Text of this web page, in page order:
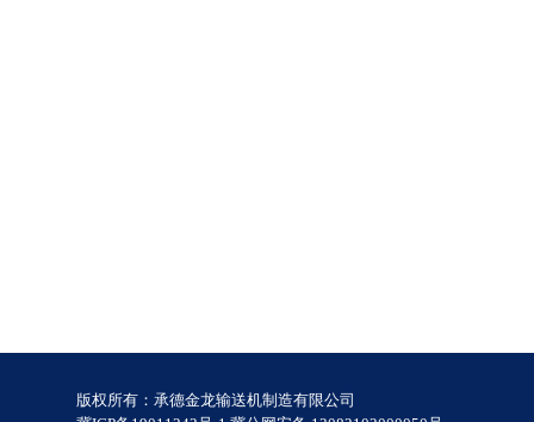
版权所有：承德金龙输送机制造有限公司